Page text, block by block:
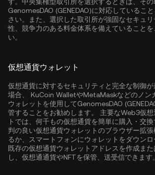
GenomesDAO (GENEDAO)に対応しているこ
さい。また、選択した取引所が強固なセキュ
性、競争力のある料金体系を備えていることを
い。
仮想通貨ウォレット
仮想通貨に対するセキュリティと完全な制御が
場合、 KuCoin WalletやMetaMaskなどのノン
ウォレットを使用してGenomesDAO
管することをお勧めします。 主要なWeb3仮想
トでは、何千もの仮想通貨を簡単に購入・交
判の良い仮想通貨ウォレットのブラウザー拡
るか、スマートフォンにウォレットをダウンロ
既存の仮想通貨ウォレットアドレスを作成また
し、仮想通通貨やNFTを保管、送受信できます。